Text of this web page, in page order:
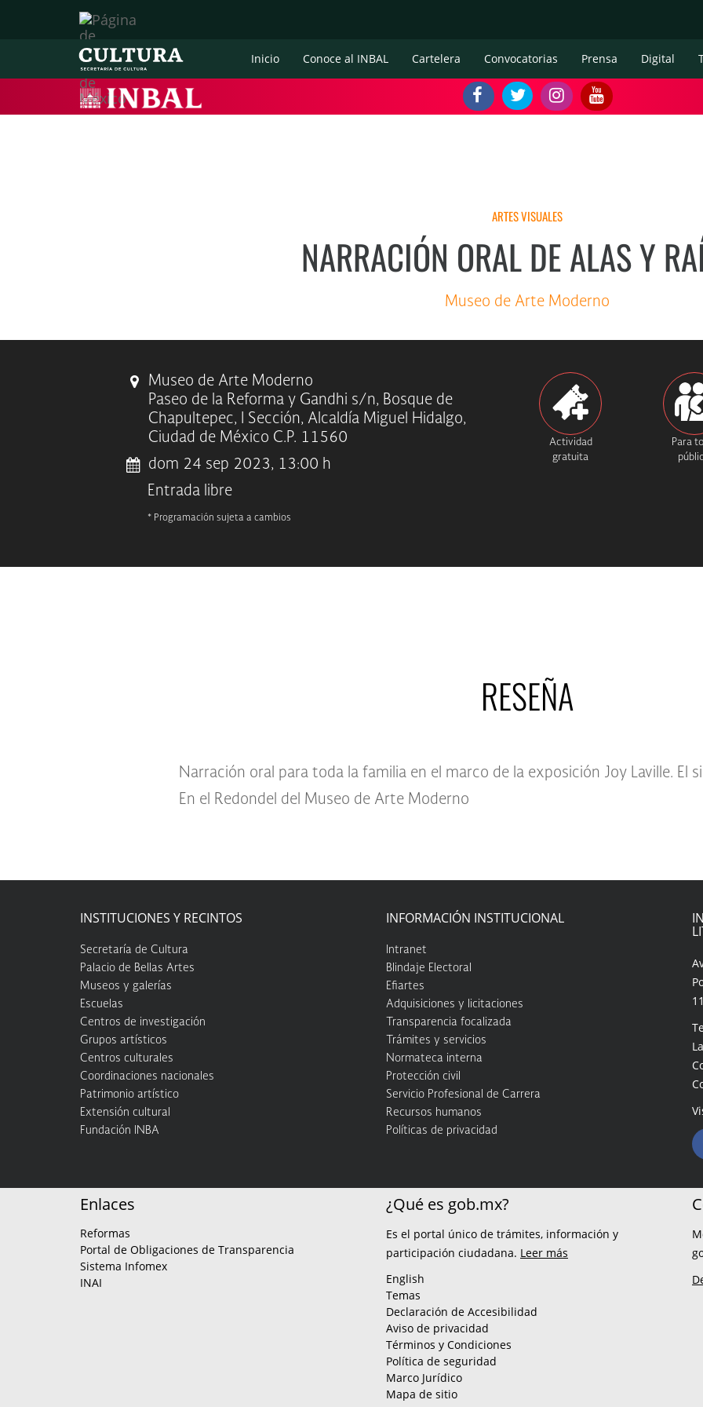
Inicio Conoce al INBAL Cartelera Convocatorias Prensa Digital
ARTES VISUALES
NARRACIÓN ORAL DE ALAS Y
Museo de Arte Moderno
Museo de Arte Moderno
Paseo de la Reforma y Gandhi s/n, Bosque de
Chapultepec, I Sección, Alcaldía Miguel Hidalgo,
Ciudad de México C.P. 11560
dom 24 sep 2023, 13:00 h
Entrada libre
* Programación sujeta a cambios
Actividad
gratuita
Para
RESEÑA
Narración oral para toda la familia en el marco de la exposición Joy Laville. El
En el Redondel del Museo de Arte Moderno
INSTITUCIONES Y RECINTOS
Secretaría de Cultura
Palacio de Bellas Artes
Museos y galerías
Escuelas
Centros de investigación
Grupos artísticos
Centros culturales
Coordinaciones nacionales
Patrimonio artístico
Extensión cultural
Fundación INBA
INFORMACIÓN INSTITUCIONAL
Intranet
Blindaje Electoral
Efiartes
Adquisiciones y licitaciones
Transparencia focalizada
Trámites y servicios
Normateca interna
Protección civil
Servicio Profesional de Carrera
Recursos humanos
Políticas de privacidad
Enlaces
Reformas
Portal de Obligaciones de Transparencia
Sistema Infomex
INAI
¿Qué es gob.mx?
Es el portal único de trámites, información y
participación ciudadana. Leer más
English
Temas
Declaración de Accesibilidad
Aviso de privacidad
Términos y Condiciones
Política de seguridad
Marco Jurídico
Mapa de sitio